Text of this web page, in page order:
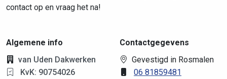
contact op en vraag het na!
Algemene info
van Uden Dakwerken
KvK: 90754026
Contactgegevens
Gevestigd in Rosmalen
06 81859481